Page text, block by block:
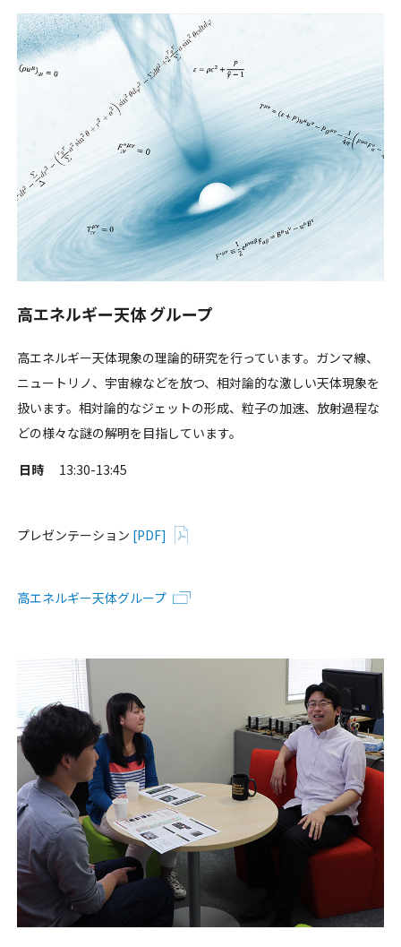
高エネルギー天体 グループ
高エネルギー天体現象の理論的研究を行っています。ガンマ線、
ニュートリノ、宇宙線などを放つ、相対論的な激しい天体現象を
扱います。相対論的なジェットの形成、粒子の加速、放射過程な
どの様々な謎の解明を目指しています。
日時 13:30-13:45
プレゼンテーション [PDF]
高エネルギー天体グループ